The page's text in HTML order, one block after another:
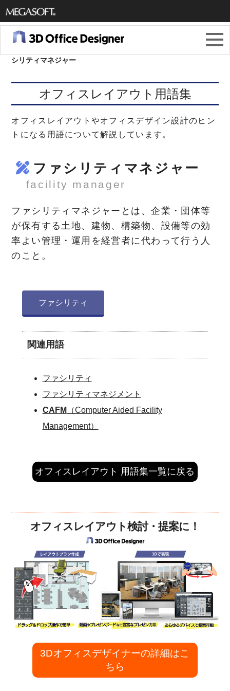
メガソ
フト株
式会社
シリティマネジャー
オフィスレイアウト用語集
オフィスレイアウトやオフィスデザイン設計のヒン
トになる用語について解説しています。
ファシリティマネジャー
facility manager
ファシリティマネジャーとは、企業・団体等
が保有する土地、建物、構築物、設備等の効
率よい管理・運用を経営者に代わって行う人
のこと。
ファシリティ
関連用語
ファシリティ
ファシリティマネジメント
CAFM （Computer Aided Facility
Management）
オフィスレイアウト 用語集一覧に戻る
オフィスレイアウト検討・提案に！
3Dオフィスデザイナーの詳細はこ
ちら